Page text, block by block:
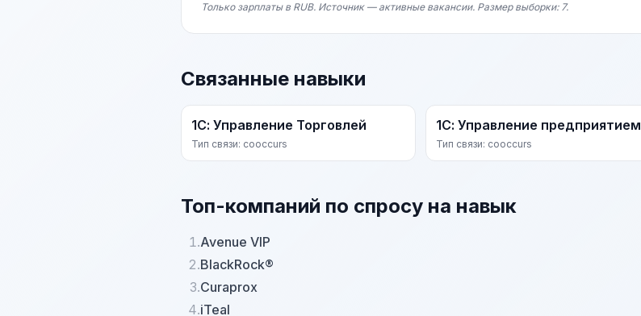
Только зарплаты в RUB. Источник — активные вакансии. Размер выборки: 7.
Связанные навыки
1С: Управление Торговлей
Тип связи: cooccurs
1С: Управление предприятием
Тип связи: cooccurs
Топ-компаний по спросу на навык
1.Avenue VIP
2.BlackRock®
3.Curaprox
4.iTeal